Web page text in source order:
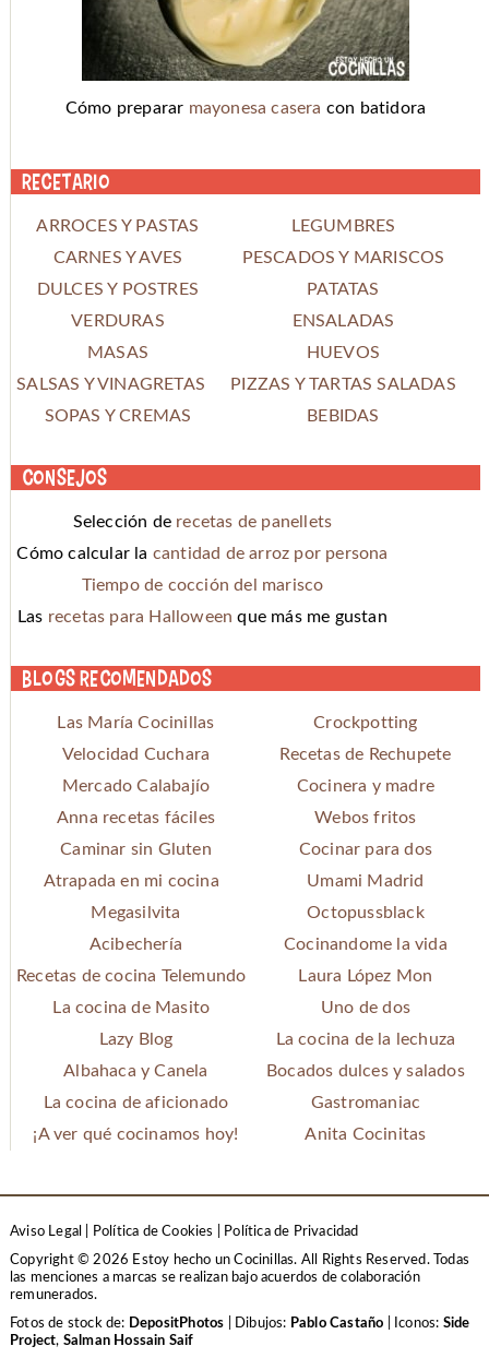
Cómo preparar mayonesa casera con batidora
Recetario
ARROCES Y PASTAS
LEGUMBRES
CARNES Y AVES
PESCADOS Y MARISCOS
DULCES Y POSTRES
PATATAS
VERDURAS
ENSALADAS
MASAS
HUEVOS
SALSAS Y VINAGRETAS
PIZZAS Y TARTAS SALADAS
SOPAS Y CREMAS
BEBIDAS
Consejos
Selección de recetas de panellets
Cómo calcular la cantidad de arroz por persona
Tiempo de cocción del marisco
Las recetas para Halloween que más me gustan
Blogs recomendados
Las María Cocinillas
Crockpotting
Velocidad Cuchara
Recetas de Rechupete
Mercado Calabajío
Cocinera y madre
Anna recetas fáciles
Webos fritos
Caminar sin Gluten
Cocinar para dos
Atrapada en mi cocina
Umami Madrid
Megasilvita
Octopussblack
Acibechería
Cocinandome la vida
Recetas de cocina Telemundo
Laura López Mon
La cocina de Masito
Uno de dos
Lazy Blog
La cocina de la lechuza
Albahaca y Canela
Bocados dulces y salados
La cocina de aficionado
Gastromaniac
¡A ver qué cocinamos hoy!
Anita Cocinitas
Aviso Legal Política de Cookies
Política de Privacidad
Copyright © 2026 Estoy hecho un Cocinillas. All Rights Reserved.Todas
las menciones a marcas se realizan bajo acuerdos de colaboración
remunerados.
Fotos de stock de: DepositPhotos | Dibujos: Pablo Castaño | Iconos: Side
Project, Salman Hossain Saif